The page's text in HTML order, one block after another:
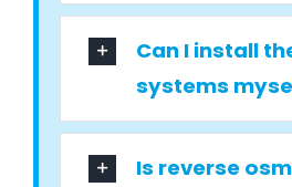
Can I install
systems
Is reverse